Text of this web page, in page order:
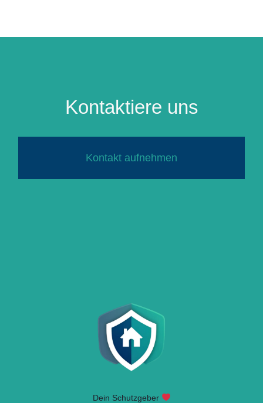
Kontaktiere uns
Kontakt aufnehmen
Dein Schutzgeber